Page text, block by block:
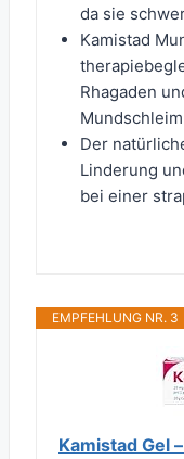
da sie
Kamistad
Rhagaden
Der
Linderung
bei einer
EMPFEHLUNG NR. 3
Kamistad Gel